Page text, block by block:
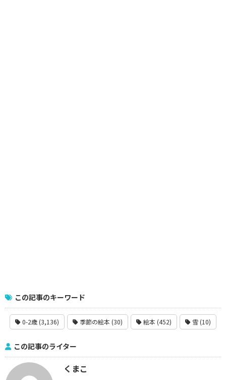
この記事のキーワード
0-2歳 (3,136) 季節の絵本 (30) 絵本 (452) 雪 (10)
この記事のライター
くまこ